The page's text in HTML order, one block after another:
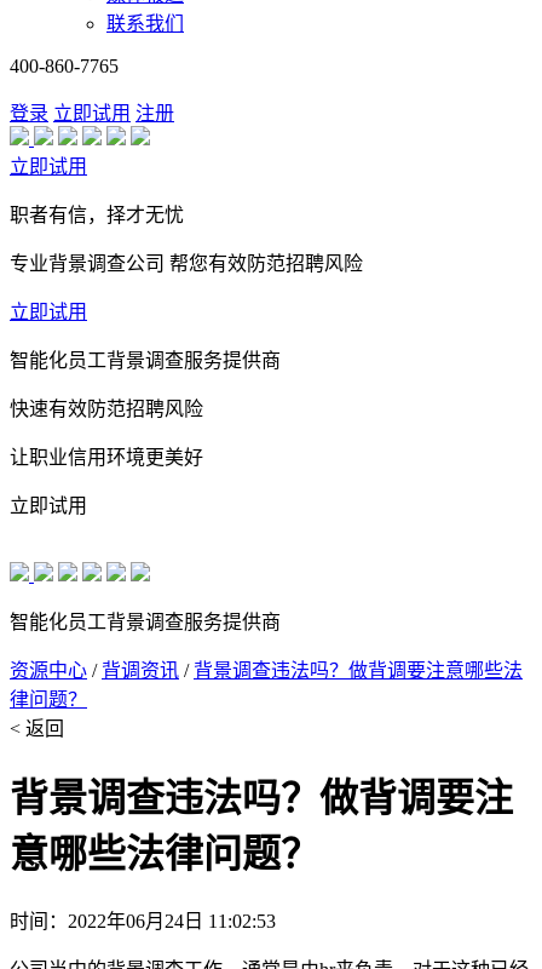
联系我们
400-860-7765
登录 立即试用 注册
立即试用
职者有信，择才无忧
专业背景调查公司 帮您有效防范招聘风险
立即试用
智能化员工背景调查服务提供商
快速有效防范招聘风险
让职业信用环境更美好
立即试用
智能化员工背景调查服务提供商
资源中心 / 背调资讯 / 背景调查违法吗？做背调要注意哪些法
律问题？
< 返回
背景调查违法吗？做背调要注
意哪些法律问题？
时间：2022年06月24日 11:02:53